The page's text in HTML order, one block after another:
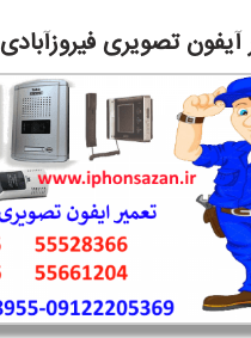
آیفون تصویری فیروزآبادی